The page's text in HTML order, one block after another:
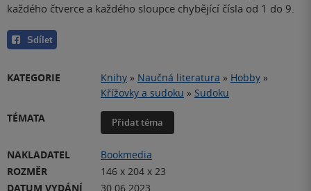
každého čtverce a každého sloupce chybějící čísla od 1 do 9.
Sdílet
KATEGORIE Knihy » Naučná literatura » Hobby »
Křížovky a sudoku » Sudoku
TÉMATA
Přidat téma
NAKLADATEL
Bookmedia
ROZMĚR
146 x 204 x 23
DATUM VYDÁNÍ
30.06.2023